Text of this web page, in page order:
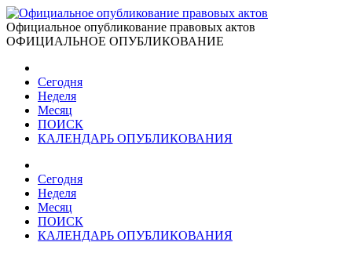
Официальное опубликование правовых актов
ОФИЦИАЛЬНОЕ ОПУБЛИКОВАНИЕ
Сегодня
Неделя
Месяц
ПОИСК
КАЛЕНДАРЬ ОПУБЛИКОВАНИЯ
Сегодня
Неделя
Месяц
ПОИСК
КАЛЕНДАРЬ ОПУБЛИКОВАНИЯ